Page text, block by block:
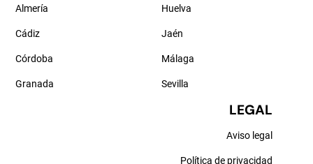
Almería
Cádiz
Córdoba
Granada
Huelva
Jaén
Málaga
Sevilla
LEGAL
Aviso legal
Política de privacidad